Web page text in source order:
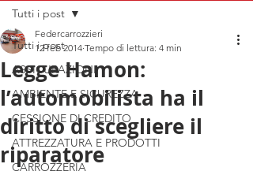
Tutti i post
ASSICURAZIONI
AMBIENTE E SICUREZZA
CESSIONE DI CREDITO
ATTREZZATURA E PRODOTTI
CARROZZERIA
Tutti i post
Legge Hamon:
l’automobilista ha il
diritto di scegliere il
riparatore
Federcarrozzieri
12 feb 2014 Tempo di lettura: 4 min